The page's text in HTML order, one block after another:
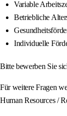
Variable
Betriebliche
Individuelle
Bitte bewerben Sie
Für weitere Fragen
Human Resources /